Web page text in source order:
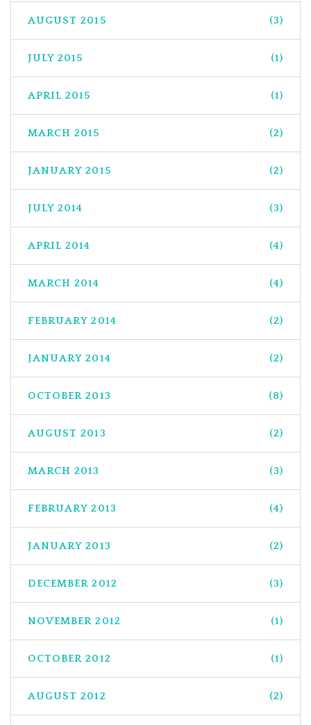
AUGUST 2015 (3)
JULY 2015 (1)
APRIL 2015 (1)
MARCH 2015 (2)
JANUARY 2015 (2)
JULY 2014 (3)
APRIL 2014 (4)
MARCH 2014 (4)
FEBRUARY 2014 (2)
JANUARY 2014 (2)
OCTOBER 2013 (8)
AUGUST 2013 (2)
MARCH 2013 (3)
FEBRUARY 2013 (4)
JANUARY 2013 (2)
DECEMBER 2012 (3)
NOVEMBER 2012 (1)
OCTOBER 2012 (1)
AUGUST 2012 (2)